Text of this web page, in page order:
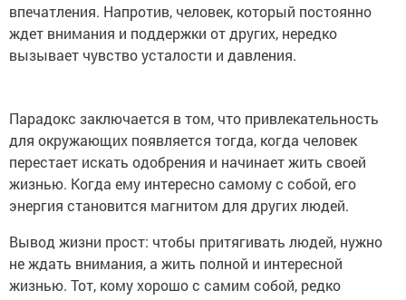
впечатления. Напротив, человек, который постоянно
ждет внимания и поддержки от других, нередко
вызывает чувство усталости и давления.
Парадокс заключается в том, что привлекательность
для окружающих появляется тогда, когда человек
перестает искать одобрения и начинает жить своей
жизнью. Когда ему интересно самому с собой, его
энергия становится магнитом для других людей.
Вывод жизни прост: чтобы притягивать людей, нужно
не ждать внимания, а жить полной и интересной
жизнью. Тот, кому хорошо с самим собой, редко